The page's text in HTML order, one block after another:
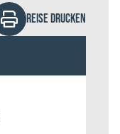
REISE DRUCKEN